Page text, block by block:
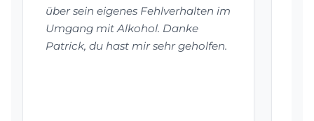
über sein eigenes Fehlverhalten im
Umgang mit Alkohol. Danke
Patrick, du hast mir sehr geholfen.